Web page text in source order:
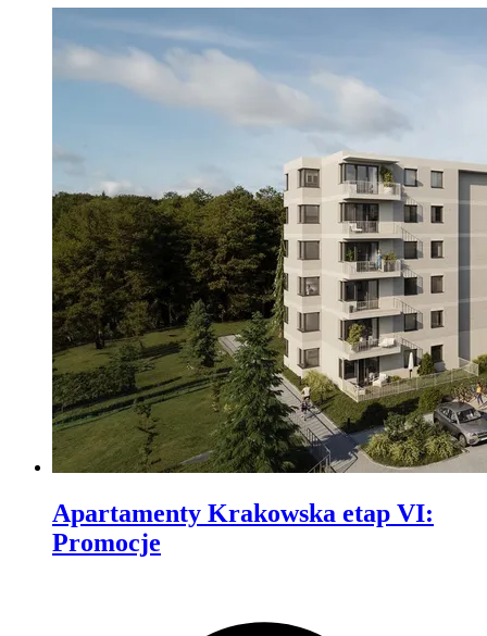
Apartamenty Krakowska etap VI:
Promocje